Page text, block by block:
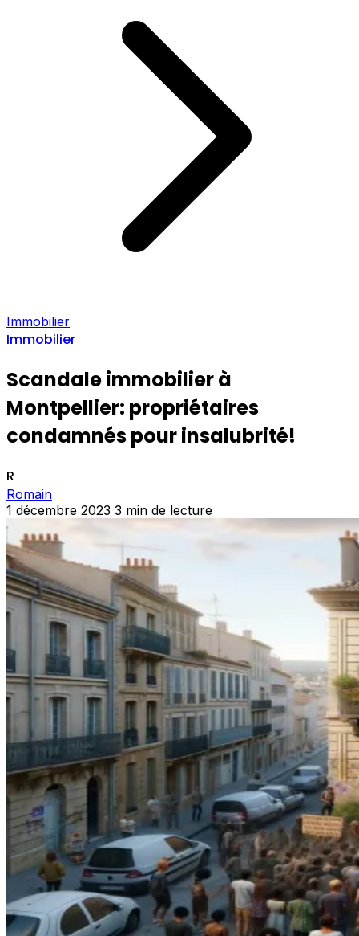
Immobilier
Immobilier
Scandale immobilier à
Montpellier: propriétaires
condamnés pour insalubrité!
R
Romain
1 décembre 2023 3 min de lecture